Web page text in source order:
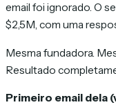
email foi ignorado. O
$2,5M, com uma
Mesma fundadora.
Resultado
Primeiro email dela